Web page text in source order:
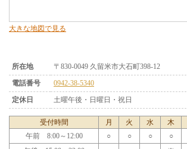
大きな地図で見る
所在地
〒830-0049 久留米市大石町398-12
電話番号
0942-38-5340
定休日
土曜午後・日曜日・祝日
受付時間 月 火 水 木
午前 8:00～12:00
○ ○ ○ ○